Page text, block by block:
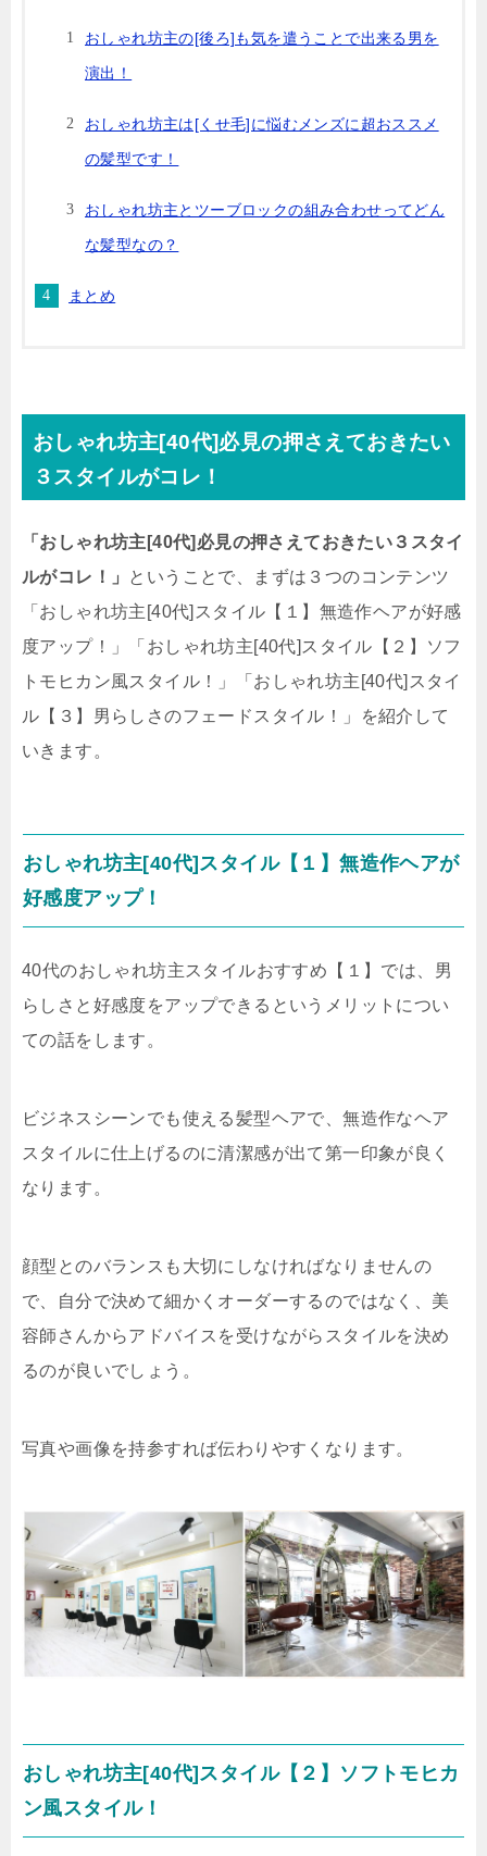
おしゃれ坊主の[後ろ]も気を遣うことで出来る男を
演出！
おしゃれ坊主は[くせ毛]に悩むメンズに超おススメ
の髪型です！
おしゃれ坊主とツーブロックの組み合わせってどん
な髪型なの？
まとめ
おしゃれ坊主[40代]必見の押さえておきたい
３スタイルがコレ！
「おしゃれ坊主[40代]必見の押さえておきたい３スタイ
ルがコレ！」 ということで、まずは３つのコンテンツ
「おしゃれ坊主[40代]スタイル【１】無造作ヘアが好感
度アップ！」「おしゃれ坊主[40代]スタイル【２】ソフ
トモヒカン風スタイル！」「おしゃれ坊主[40代]スタイ
ル【３】男らしさのフェードスタイル！」を紹介して
いきます。
おしゃれ坊主[40代]スタイル【１】無造作ヘアが
好感度アップ！
40代のおしゃれ坊主スタイルおすすめ【１】では、男
らしさと好感度をアップできるというメリットについ
ての話をします。
ビジネスシーンでも使える髪型ヘアで、無造作なヘア
スタイルに仕上げるのに清潔感が出て第一印象が良く
なります。
顔型とのバランスも大切にしなければなりませんの
で、自分で決めて細かくオーダーするのではなく、美
容師さんからアドバイスを受けながらスタイルを決め
るのが良いでしょう。
写真や画像を持参すれば伝わりやすくなります。
おしゃれ坊主[40代]スタイル【２】ソフトモヒカ
ン風スタイル！